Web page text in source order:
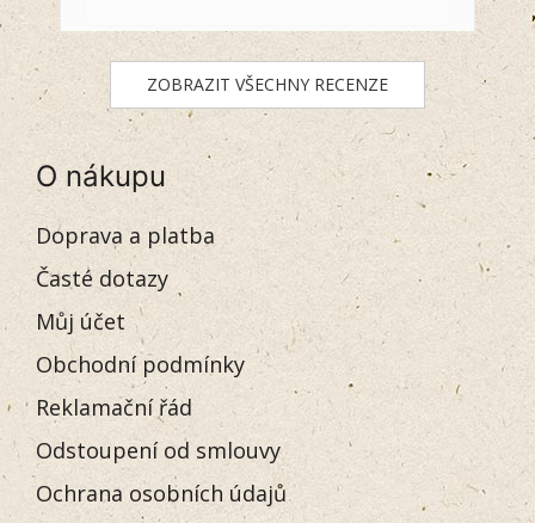
ZOBRAZIT VŠECHNY RECENZE
O nákupu
Doprava a platba
Časté dotazy
Můj účet
Obchodní podmínky
Reklamační řád
Odstoupení od smlouvy
Ochrana osobních údajů